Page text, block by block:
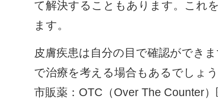
て解決することもあります。これ
ます。
皮膚疾患は自分の目で確認ができ
で治療を考える場合もあるでしょ
市販薬：OTC（Over The Counter